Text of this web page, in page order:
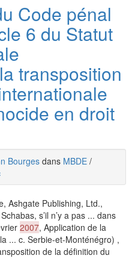
Code pénal
6 du Statut
transposition
en droit
Bourges dans MBDE /
Ashgate Publishing, Ltd.,
s’il n’y a pas ... dans
2007, Application de la
... c. Serbie-et-Monténégro) ,
de la définition du